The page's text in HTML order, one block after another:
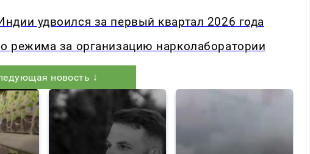
удвоился за первый квартал 2026 года
режима за организацию нарколаборатории
новость ↓